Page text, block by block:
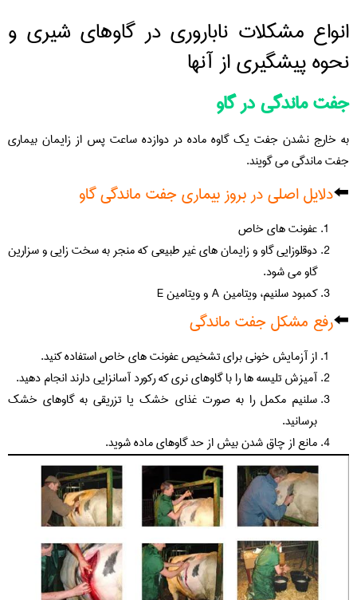
انواع مشکلات ناباروری در گاوهای شیری و
نحوه پیشگیری از آنها
جفت ماندگی در گاو
به خارج نشدن جفت یک گاوه ماده در دوازده ساعت پس از زایمان بیماری
جفت ماندگی می گویند.
⬅️دلایل اصلی در بروز بیماری جفت ماندگی گاو
عفونت های خاص
دوقلوزایی گاو و زایمان های غیر طبیعی که منجر به سخت زایی و سزارین
گاو می شود.
کمبود سلنیم، ویتامین A و ویتامین E
⬅️رفع مشکل جفت ماندگی
از آزمایش خونی برای تشخیص عفونت های خاص استفاده کنید.
آمیزش تلیسه ها را با گاوهای نری که رکورد آسانزایی دارند انجام دهید.
سلنیم مکمل را به صورت غذای خشک یا تزریقی به گاوهای خشک
برسانید.
مانع از چاق شدن بیش از حد گاوهای ماده شوید.